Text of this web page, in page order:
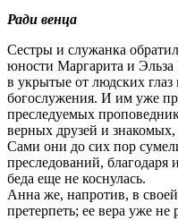
Ради венца
Сестры и служанка
юности Маргарита и Эльза
в укрытые от людских глаз
богослужения. И им уже
преследуемых
верных друзей и
Сами они до сих пор
преследований,
беда еще не коснулась.
Анна же, напротив, в
претерпеть; ее вера уже